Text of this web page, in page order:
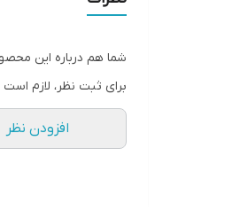
شما هم درباره این
برای ثبت نظر، لازم
افزودن نظر